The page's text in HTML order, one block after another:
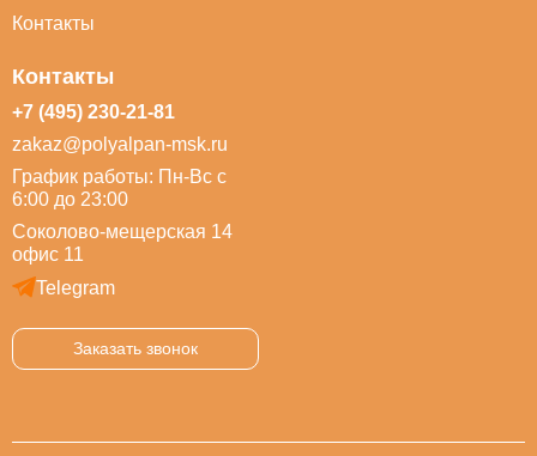
Контакты
Контакты
+7 (495) 230-21-81
zakaz@polyalpan-msk.ru
График работы: Пн-Вс с
6:00 до 23:00
Соколово-мещерская 14
офис 11
Telegram
Заказать звонок